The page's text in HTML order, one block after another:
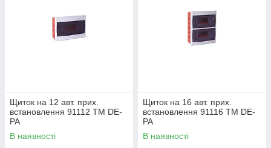
Щиток на 12 авт. прих.
встановлення 91112 ТМ DE-
PA
В наявності
Щиток на 16 авт. прих.
встановлення 91116 ТМ DE-
PA
В наявності